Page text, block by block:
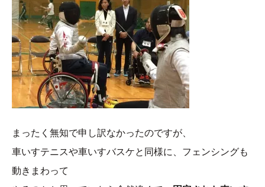
まったく無知で申し訳なかったのですが、
車いすテニスや車いすバスケと同様に、フェンシングも
動きまわって